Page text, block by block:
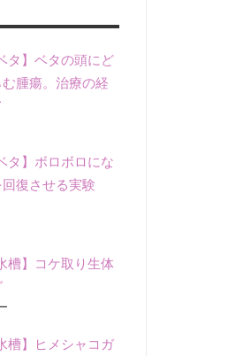
タ】ベタの頭にど
腫瘍。治療の経
タ】ボロボロにな
回復させる実験
槽】コケ取り生体
槽】ヒメシャコガ